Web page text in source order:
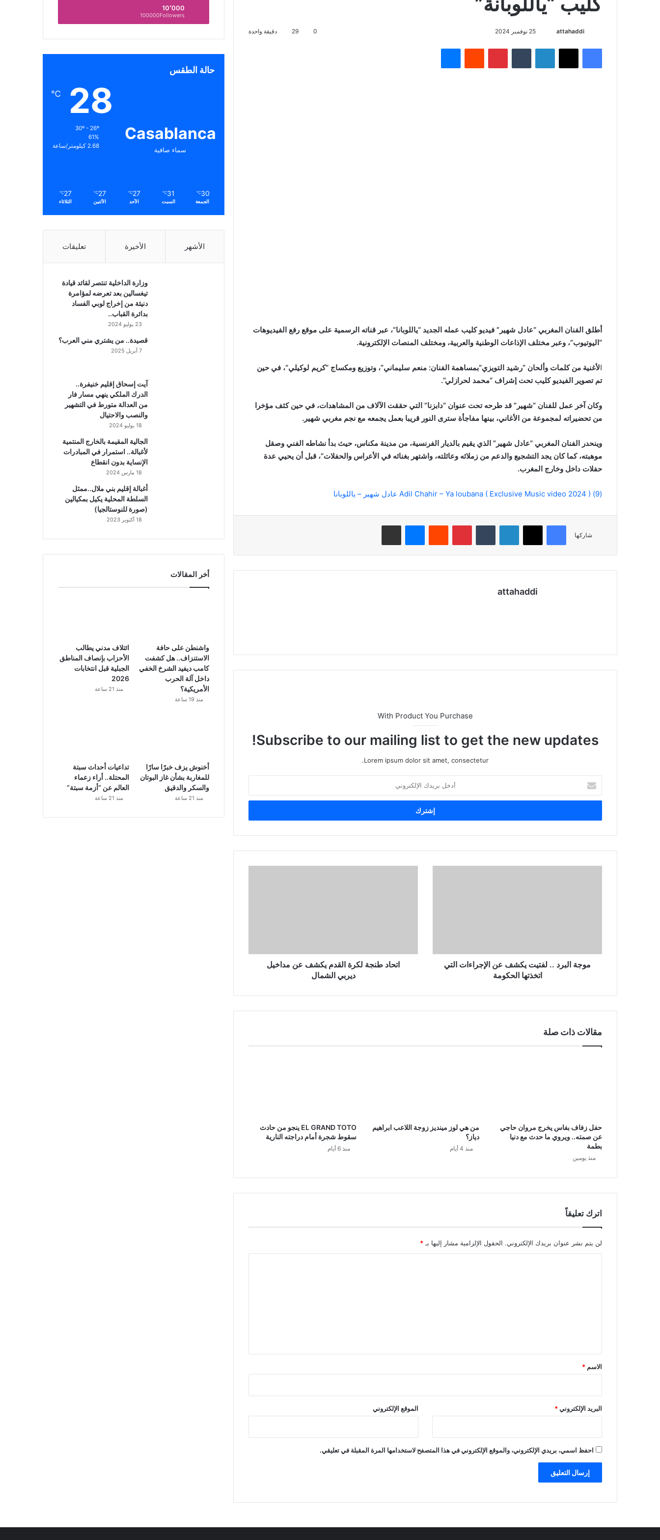
attahaddi 25 نوفمبر 2024 0
29 دقيقة واحدة
فيسبوك X لينكدإن بينتيريست ماسنجر
أطلق الفنان المغربي “عادل شهير” فيديو كليب عمله الجديد “ياللوبانا“، عبر قناته الرسمية على موقع رفع الفيديوهات
“اليوتيوب”، وعبر مختلف الإذاعات الوطنية والعربية، ومختلف المنصات الإلكترونية.
الأغنية من كلمات وألحان “رشيد التويزي“بمساهمة الفنان: منعم سليماني”، وتوزيع ومكساج “كريم لوكيلي“، في حين
تم تصوير الفيديو كليب تحت إشراف “محمد لحرازلي“.
وكان آخر عمل للفنان “شهير” قد طرحه تحت عنوان “دابزنا” التي حققت الآلاف من المشاهدات، في حين كثف مؤخرا
من تحضيراته لمجموعة من الأغاني، بينها مفاجأة سترى النور قريبا بعمل يجمعه مع نجم مغربي شهير.
وينحدر الفنان المغربي “عادل شهير” الذي يقيم بالديار الفرنسية، من مدينة مكناس، حيث بدأ نشاطه الفني وصقل
موهبته، كما كان يجد التشجيع والدعم من زملائه وعائلته، واشتهر بغنائه في الأعراس والحفلات”، قبل أن يحيي عدة
حفلات داخل وخارج المغرب.
(9) Adil Chahir – Ya loubana ( Exclusive Music video 2024 ) عادل شهير – ياللوبانا
شاركها
فيسبوك X لينكدإن بينتيريست ماسنجر مشاركة عبر البريد
attahaddi
With Product You Purchase
Subscribe to our mailing list to get the new updates!
Lorem ipsum dolor sit amet, consectetur.
بريدك
الإلكتروني
موجة البرد .. لفتيت يكشف عن الإجراءات التي
اتخذتها الحكومة
اتحاد طنجة لكرة القدم يكشف عن مداخيل
ديربي الشمال
مقالات ذات صلة
حفل زفاف بفاس يخرج مروان حاجي
عن صمته.. ويروي ما حدث مع دنيا
بطمة
منذ يومين
من هي لوز مينديز زوجة اللاعب ابراهيم
دياز؟
منذ 4 أيام
EL GRAND TOTO ينجو من حادث
سقوط شجرة أمام دراجته النارية
منذ 6 أيام
اترك تعليقاً
لن يتم نشر عنوان بريدك الإلكتروني. الحقول الإلزامية مشار إليها بـ *
*
الاسم *
البريد الإلكتروني* الموقع الإلكتروني
احفظ اسمي، بريدي الإلكتروني، والموقع الإلكتروني في هذا المتصفح لاستخدامها المرة المقبلة في تعليقي.
10٬000
100000Followers
حالة الطقس
Casablanca
سماء صافية
28
℃
30º - 26º
61%
2.68 كيلومتر/ساعة
30
℃
الجمعة
31
℃
السبت
27
℃
الأحد
27
℃
الأثنين
27
℃
الثلاثاء
الأشهر الأخيرة تعليقات
وزارة الداخلية تنتصر لقائد قيادة
تيغسالين بعد تعرضه لمؤامرة
دنيئة من إخراج لوبي الفساد
بدائرة القباب..
23 يوليو 2024
قصيدة.. من يشتري مني العرب؟
7 أبريل 2025
آيت إسحاق إقليم خنيفرة..
الدرك الملكي ينهي مسار فار
من العدالة متورط في التشهير
والنصب والاحتيال
18 يوليو 2024
الجالية المقيمة بالخارج المنتمية
لأغبالة.. استمرار في المبادرات
الإنساية بدون انقطاع
18 مارس 2024
أغبالة إقليم بني ملال..ممثل
السلطة المحلية يكيل بمكيالين
(صورة للنوستالجيا)
18 أكتوبر 2023
أخر المقالات
واشنطن على حافة
الاستنزاف.. هل كشفت
كامب ديفيد الشرخ الخفي
داخل آلة الحرب
الأمريكية؟
منذ 19 ساعة
ائتلاف مدني يطالب
الأحزاب بإنصاف المناطق
الجبلية قبل انتخابات
2026
منذ 21 ساعة
أخنوش يزف خبرًا سارًا
للمغاربة بشأن غاز البوتان
والسكر والدقيق
منذ 21 ساعة
تداعيات أحداث سبتة
المحتلة.. أراء زعماء
العالم عن “أزمة سبتة”
منذ 21 ساعة